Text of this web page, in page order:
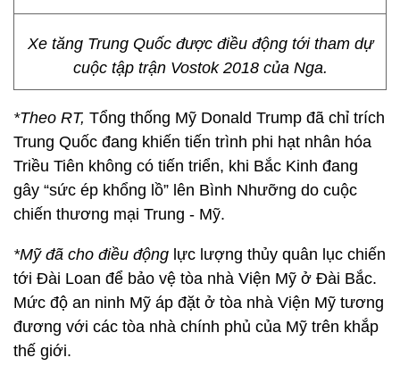
Xe tăng Trung Quốc được điều động tới tham dự
cuộc tập trận Vostok 2018 của Nga.
*Theo RT, Tổng thống Mỹ Donald Trump đã chỉ trích
Trung Quốc đang khiến tiến trình phi hạt nhân hóa
Triều Tiên không có tiến triển, khi Bắc Kinh đang
gây “sức ép khổng lồ” lên Bình Nhưỡng do cuộc
chiến thương mại Trung - Mỹ.
*Mỹ đã cho điều động lực lượng thủy quân lục chiến
tới Đài Loan để bảo vệ tòa nhà Viện Mỹ ở Đài Bắc.
Mức độ an ninh Mỹ áp đặt ở tòa nhà Viện Mỹ tương
đương với các tòa nhà chính phủ của Mỹ trên khắp
thế giới.